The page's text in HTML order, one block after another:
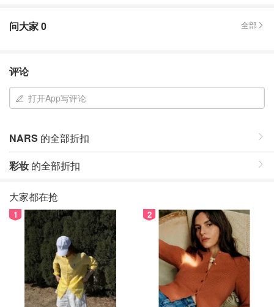
问大家0 全部
评论
打开App写评论
NARS 的全部折扣
彩妆 的全部折扣
大家都在抢
1 2